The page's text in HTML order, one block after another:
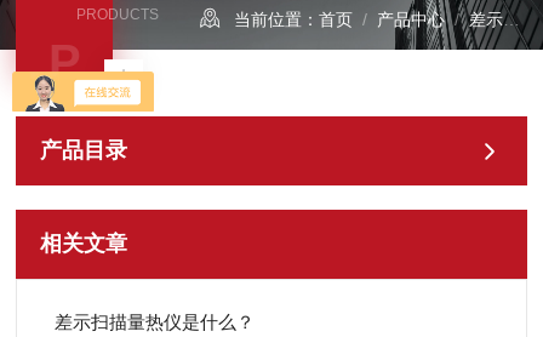
PRODUCTS
P
当前位置：首页 / 产品中心/差示扫描量热仪
产品目录
相关文章
差示扫描量热仪是什么？